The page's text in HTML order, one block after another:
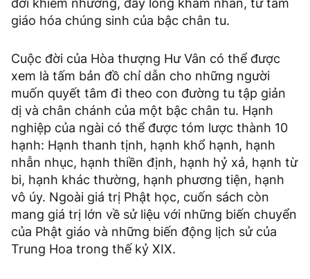
đời khiêm nhường, đầy lòng kham nhẫn, từ tâm
giáo hóa chúng sinh của bậc chân tu.
Cuộc đời của Hòa thượng Hư Vân có thể được
xem là tấm bản đồ chỉ dẫn cho những người
muốn quyết tâm đi theo con đường tu tập giản
dị và chân chánh của một bậc chân tu. Hạnh
nghiệp của ngài có thể được tóm lược thành 10
hạnh: Hạnh thanh tịnh, hạnh khổ hạnh, hạnh
nhẫn nhục, hạnh thiền định, hạnh hỷ xả, hạnh từ
bi, hạnh khác thường, hạnh phương tiện, hạnh
vô úy. Ngoài giá trị Phật học, cuốn sách còn
mang giá trị lớn về sử liệu với những biến chuyển
của Phật giáo và những biến động lịch sử của
Trung Hoa trong thế kỷ XIX.